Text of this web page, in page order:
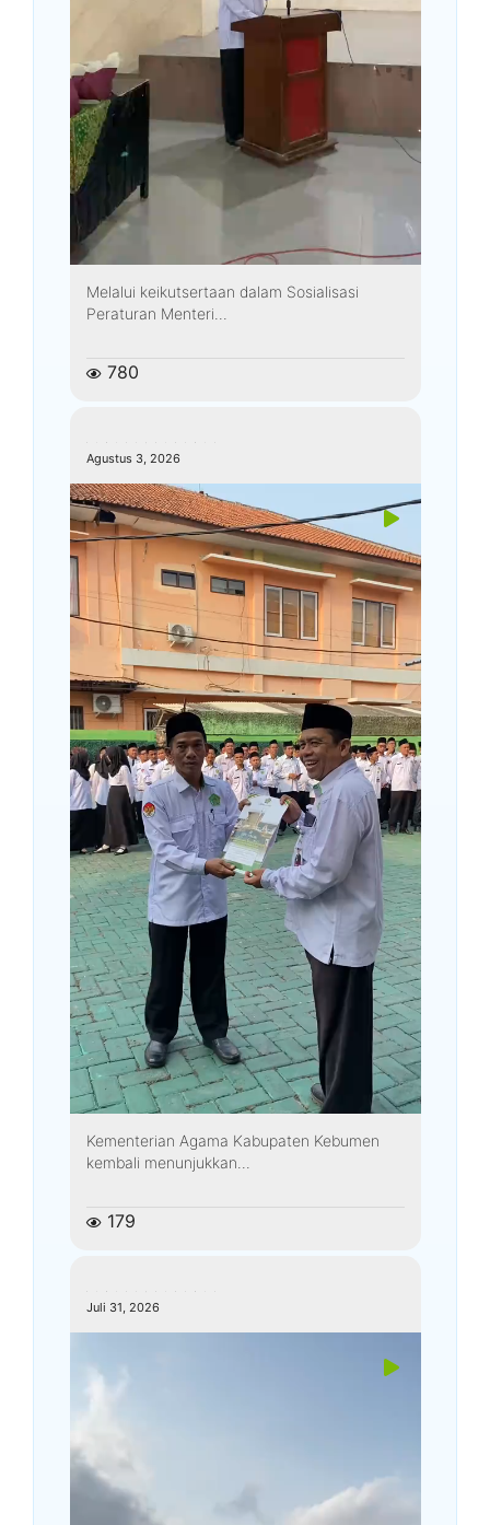
Melalui keikutsertaan dalam Sosialisasi
Peraturan Menteri...
780
Agustus 3, 2026
Kementerian Agama Kabupaten Kebumen
kembali menunjukkan...
179
Juli 31, 2026